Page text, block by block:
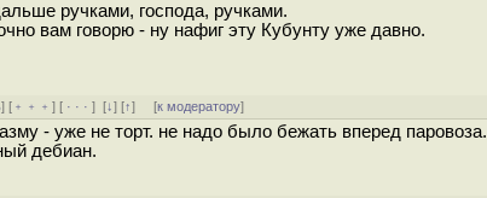
ручками, господа, ручками.
вам говорю - ну нафиг эту Кубунту уже давно.
] [ ﹢﹢﹢] [ · · ·][↓] [↑] [к модератору]
- уже не торт. не надо было бежать вперед паровоза.
дебиан.